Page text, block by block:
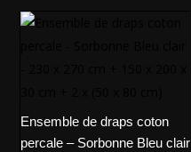
Ensemble de draps coton
percale – Sorbonne Bleu clair